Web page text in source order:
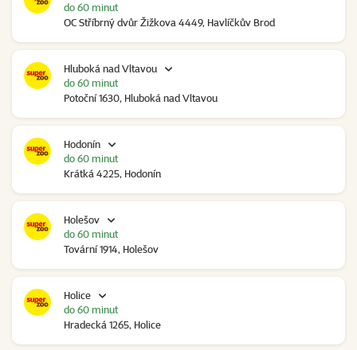
OC Stříbrný dvůr Žižkova 4449, Havlíčkův Brod
do 60 minut
Hluboká nad Vltavou
Potoční 1630, Hluboká nad Vltavou
do 60 minut
Hodonín
Krátká 4225, Hodonín
do 60 minut
Holešov
Tovární 1914, Holešov
do 60 minut
Holice
Hradecká 1265, Holice
do 60 minut